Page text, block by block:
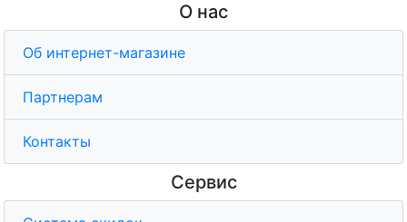
О нас
Об интернет-магазине
Партнерам
Контакты
Сервис